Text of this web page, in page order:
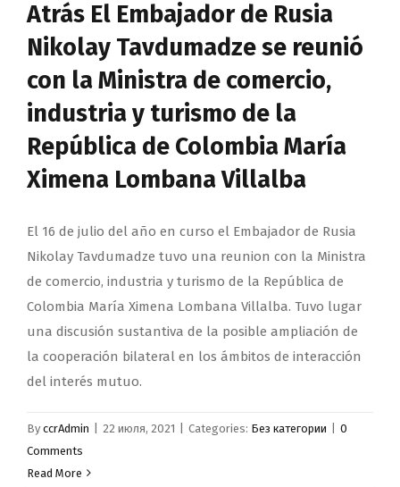
Atrás El Embajador de Rusia
Nikolay Tavdumadze se reunió
con la Ministra de comercio,
industria y turismo de la
República de Colombia María
Ximena Lombana Villalba
El 16 de julio del año en curso el Embajador de Rusia
Nikolay Tavdumadze tuvo una reunion con la Ministra
de comercio, industria y turismo de la República de
Colombia María Ximena Lombana Villalba. Tuvo lugar
una discusión sustantiva de la posible ampliación de
la cooperación bilateral en los ámbitos de interacción
del interés mutuo.
By ccrAdmin 22 июля, 2021 Categories: Без категории
0
Comments
Read More